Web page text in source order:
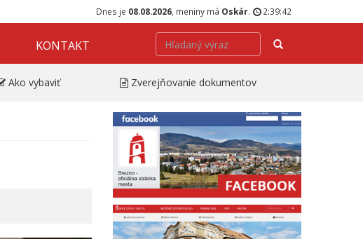
Dnes je 08.08.2026 , meniny má Oskár. 2:39:43
KONTAKT Hľadať
Ako vybaviť Zverejňovanie dokumentov